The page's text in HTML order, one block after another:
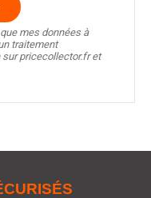
mes données à
traitement
pricecollector.fr et